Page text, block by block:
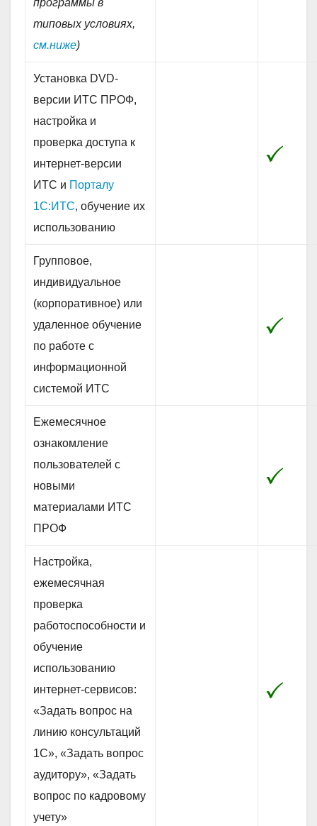
типовых условиях,
см.ниже)
Установка DVD-
версии ИТС ПРОФ,
настройка и
проверка доступа к
интернет-версии
ИТС и Порталу
1С:ИТС, обучение их
использованию
Групповое,
индивидуальное
(корпоративное) или
удаленное обучение
по работе с
информационной
системой ИТС
Ежемесячное
ознакомление
пользователей с
новыми
материалами ИТС
ПРОФ
Настройка,
ежемесячная
проверка
работоспособности и
обучение
использованию
интернет-сервисов:
«Задать вопрос на
линию консультаций
1C», «Задать вопрос
аудитору», «Задать
вопрос по кадровому
учету»